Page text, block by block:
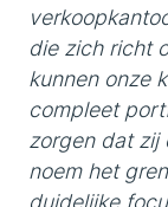
die zich richt
kunnen onze
compleet
zorgen dat zij
noem het
duidelijke